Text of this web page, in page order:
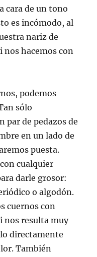
cara de un tono
es incómodo, al
nariz de
nos hacemos con
podemos
sólo
par de pedazos de
en un lado de
puesta.
cualquier
darle grosor:
o algodón.
cuernos con
nos resulta muy
directamente
También